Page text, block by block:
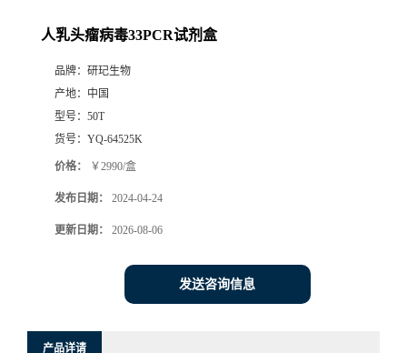
人乳头瘤病毒33PCR试剂盒
品牌： 研玘生物
产地： 中国
型号： 50T
货号： YQ-64525K
价格： ￥2990/盒
发布日期： 2024-04-24
更新日期： 2026-08-06
发送咨询信息
产品详请